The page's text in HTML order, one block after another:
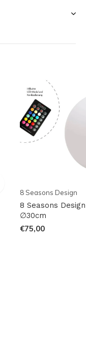
8 Seasons Design
8 Seasons
∅30cm
€75,00